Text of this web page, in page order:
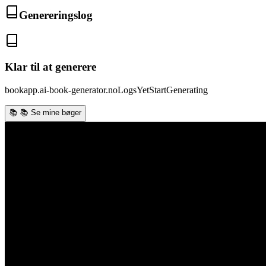
Genereringslog
Klar til at generere
bookapp.ai-book-generator.noLogsYetStartGenerating
📚 📚 Se mine bøger